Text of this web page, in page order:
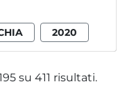
2020
su 411 risultati.